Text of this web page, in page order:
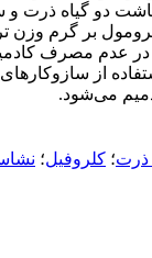
دو گیاه ذرت و
بیشترین پرولین ذرت (961/0
از سازوکارهای
می‌شود.
ذرت؛ کلروفیل؛